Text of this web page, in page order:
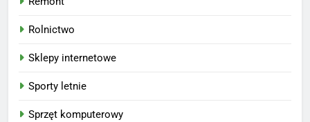
Rolnictwo
Sklepy internetowe
Sporty letnie
Sprzęt komputerowy